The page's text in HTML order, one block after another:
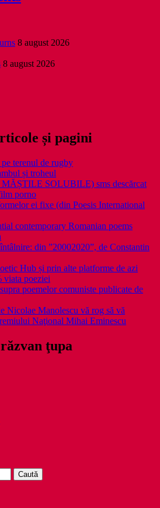
8 august 2026
8 august 2026
și pagini
terenul de rugby
și troheul
SOLUBILE) sms descărcat
porno
ei fixe (din Poesis International
contemporary Romanian poems
din ”20002020”, de Constantin
Hub și prin alte platforme de azi
viata poeziei
poemelor comuniste publicate de
Nicolae Manolescu vă rog să vă
Naţional Mihai Eminescu
ţupa